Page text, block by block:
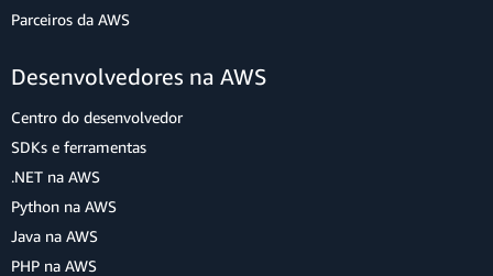
Parceiros da AWS
Desenvolvedores na AWS
Centro do desenvolvedor
SDKs e ferramentas
.NET na AWS
Python na AWS
Java na AWS
PHP na AWS